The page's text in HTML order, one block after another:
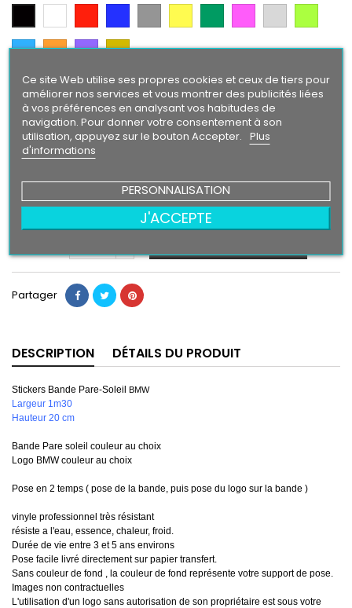
ArgentCitron
Bleu
OrangeVioletGold
Texte/ Logo
Noir
Blanc RougeBleu Gris JauneVert Rose Gris
Argent
Bleu
Intense
OrangeViolet
24,90 €
Partager
DESCRIPTION DÉTAILS DU PRODUIT
Stickers Bande Pare-Soleil BMW
Largeur 1m30
Hauteur 20 cm
Bande Pare soleil couleur au choix
Logo BMW couleur au choix
Pose en 2 temps ( pose de la bande, puis pose du logo sur la bande )
vinyle professionnel très résistant
résiste a l'eau, essence, chaleur, froid.
Durée de vie entre 3 et 5 ans environs
Pose facile livré directement sur papier transfert.
Sans couleur de fond , la couleur de fond représente votre support de pose.
Images non contractuelles
L'utilisation d'un logo sans autorisation de son propriétaire est sous votre
Ce site Web utilise ses propres cookies et ceux de tiers pour
améliorer nos services et vous montrer des publicités liées
à vos préférences en analysant vos habitudes de
navigation. Pour donner votre consentement à son
utilisation, appuyez sur le bouton Accepter. Plus
d'informations
PERSONNALISATION
J'ACCEPTE